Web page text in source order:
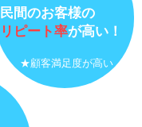
民間のお客様の
リピート率が高い！
​★顧客満足度が高い